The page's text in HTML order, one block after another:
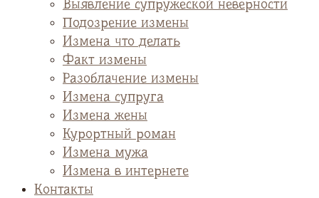
Выявление супружеской неверности
Подозрение измены
Измена что делать
Факт измены
Разоблачение измены
Измена супруга
Измена жены
Курортный роман
Измена мужа
Измена в интернете
Контакты